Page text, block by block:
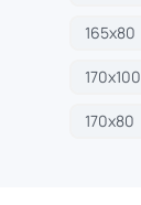
165х80
170х100
170х80